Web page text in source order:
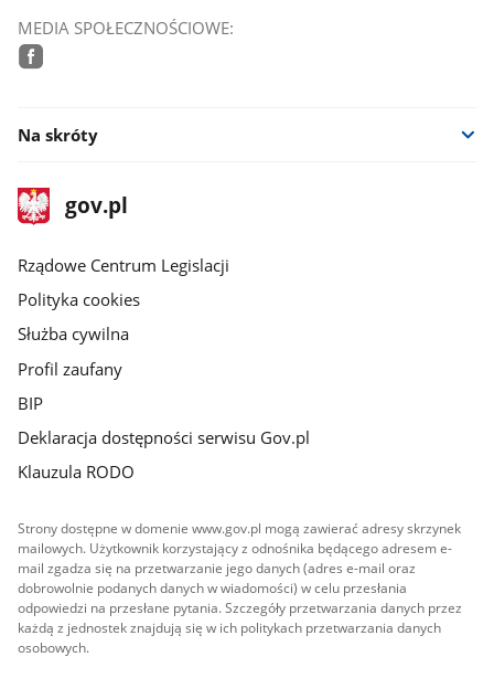
MEDIA SPOŁECZNOŚCIOWE:
Na skróty
stopka
gov.plStrona
gov.pl
Rządowe Centrum Legislacji
Polityka cookies
Służba cywilna
Profil zaufany
BIP
Deklaracja dostępności serwisu Gov.pl
Klauzula RODO
Strony dostępne w domenie www.gov.pl mogą zawierać adresy skrzynek
mailowych. Użytkownik korzystający z odnośnika będącego adresem e-
mail zgadza się na przetwarzanie jego danych (adres e-mail oraz
dobrowolnie podanych danych w wiadomości) w celu przesłania
odpowiedzi na przesłane pytania. Szczegóły przetwarzania danych przez
każdą z jednostek znajdują się w ich politykach przetwarzania danych
osobowych.